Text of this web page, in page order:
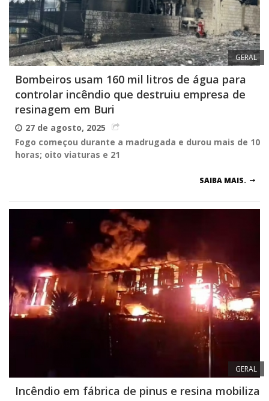
GERAL
Bombeiros usam 160 mil litros de água para
controlar incêndio que destruiu empresa de
resinagem em Buri
27 de agosto, 2025
Fogo começou durante a madrugada e durou mais de 10
horas; oito viaturas e 21
SAIBA MAIS.
GERAL
Incêndio em fábrica de pinus e resina mobiliza